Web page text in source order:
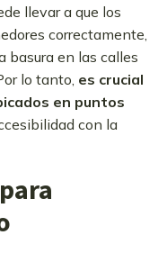
llevar a que los
correctamente,
basura en las calles
lo tanto, es crucial
en puntos
con la